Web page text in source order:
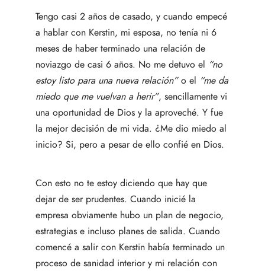
Tengo casi 2 años de casado, y cuando empecé
a hablar con Kerstin, mi esposa, no tenía ni 6
meses de haber terminado una relación de
noviazgo de casi 6 años. No me detuvo el “no
estoy listo para una nueva relación”o el “me da
miedo que me vuelvan a herir”, sencillamente vi
una oportunidad de Dios y la aproveché. Y fue
la mejor decisión de mi vida. ¿Me dio miedo al
inicio? Si, pero a pesar de ello confié en Dios.
Con esto no te estoy diciendo que hay que
dejar de ser prudentes. Cuando inicié la
empresa obviamente hubo un plan de negocio,
estrategias e incluso planes de salida. Cuando
comencé a salir con Kerstin había terminado un
proceso de sanidad interior y mi relación con